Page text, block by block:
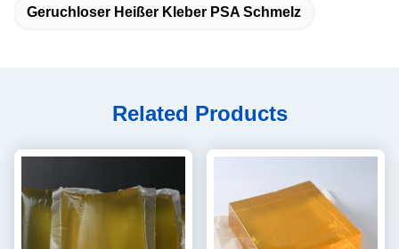
Geruchloser Heißer Kleber PSA Schmelz
Related Products